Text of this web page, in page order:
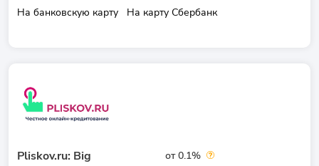
На банковскую карту На карту Сбербанк
Pliskov.ru: Big
от 0.1%